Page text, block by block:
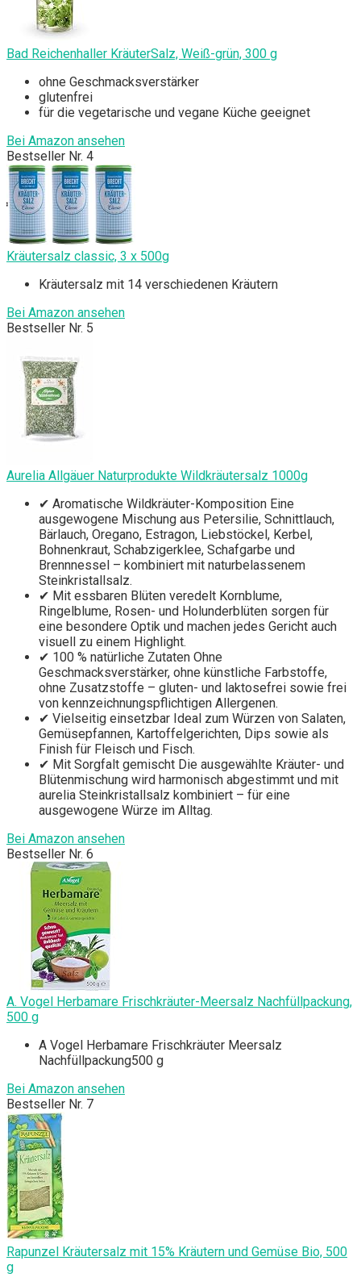
Bad Reichenhaller KräuterSalz, Weiß-grün, 300 g
ohne Geschmacksverstärker
glutenfrei
für die vegetarische und vegane Küche geeignet
Bei Amazon ansehen
Bestseller Nr. 4
Kräutersalz classic, 3 x 500g
Kräutersalz mit 14 verschiedenen Kräutern
Bei Amazon ansehen
Bestseller Nr. 5
Aurelia Allgäuer Naturprodukte Wildkräutersalz 1000g
✔ Aromatische Wildkräuter-Komposition Eine
ausgewogene Mischung aus Petersilie, Schnittlauch,
Bärlauch, Oregano, Estragon, Liebstöckel, Kerbel,
Bohnenkraut, Schabzigerklee, Schafgarbe und
Brennnessel – kombiniert mit naturbelassenem
Steinkristallsalz.
✔ Mit essbaren Blüten veredelt Kornblume,
Ringelblume, Rosen- und Holunderblüten sorgen für
eine besondere Optik und machen jedes Gericht auch
visuell zu einem Highlight.
✔ 100 % natürliche Zutaten Ohne
Geschmacksverstärker, ohne künstliche Farbstoffe,
ohne Zusatzstoffe – gluten- und laktosefrei sowie frei
von kennzeichnungspflichtigen Allergenen.
✔ Vielseitig einsetzbar Ideal zum Würzen von Salaten,
Gemüsepfannen, Kartoffelgerichten, Dips sowie als
Finish für Fleisch und Fisch.
✔ Mit Sorgfalt gemischt Die ausgewählte Kräuter- und
Blütenmischung wird harmonisch abgestimmt und mit
aurelia Steinkristallsalz kombiniert – für eine
ausgewogene Würze im Alltag.
Bei Amazon ansehen
Bestseller Nr. 6
A. Vogel Herbamare Frischkräuter-Meersalz Nachfüllpackung,
500 g
A Vogel Herbamare Frischkräuter Meersalz
Nachfüllpackung500 g
Bei Amazon ansehen
Bestseller Nr. 7
Rapunzel Kräutersalz mit 15% Kräutern und Gemüse Bio, 500
g